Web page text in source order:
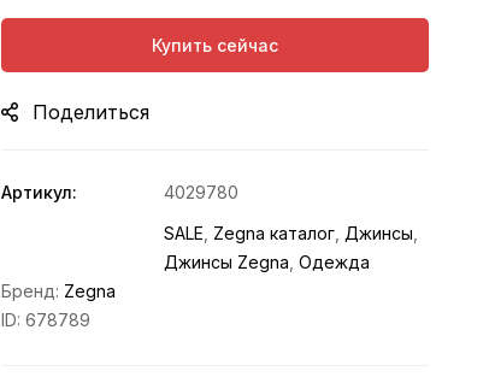
Купить сейчас
Поделиться
Артикул:
4029780
SALE Zegna каталог Джинсы
Джинсы Zegna ,Одежда
Бренд: Zegna
ID:678789